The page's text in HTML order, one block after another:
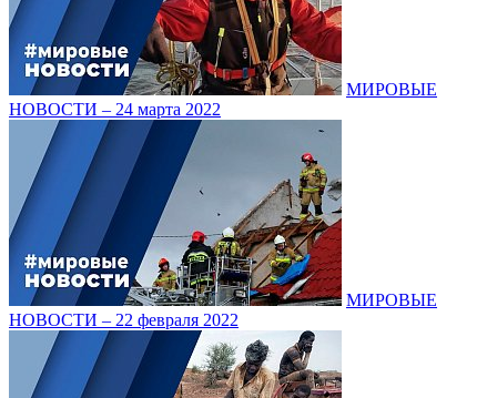
МИРОВЫЕ
НОВОСТИ – 24 марта 2022
МИРОВЫЕ
НОВОСТИ – 22 февраля 2022